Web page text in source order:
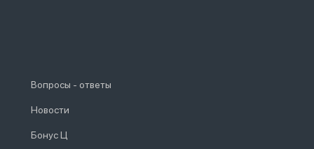
Вопросы - ответы
Новости
Бонус Ц